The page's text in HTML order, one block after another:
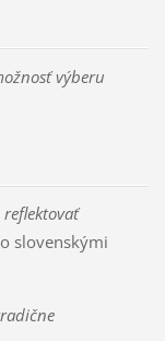
výberu
slovenskými